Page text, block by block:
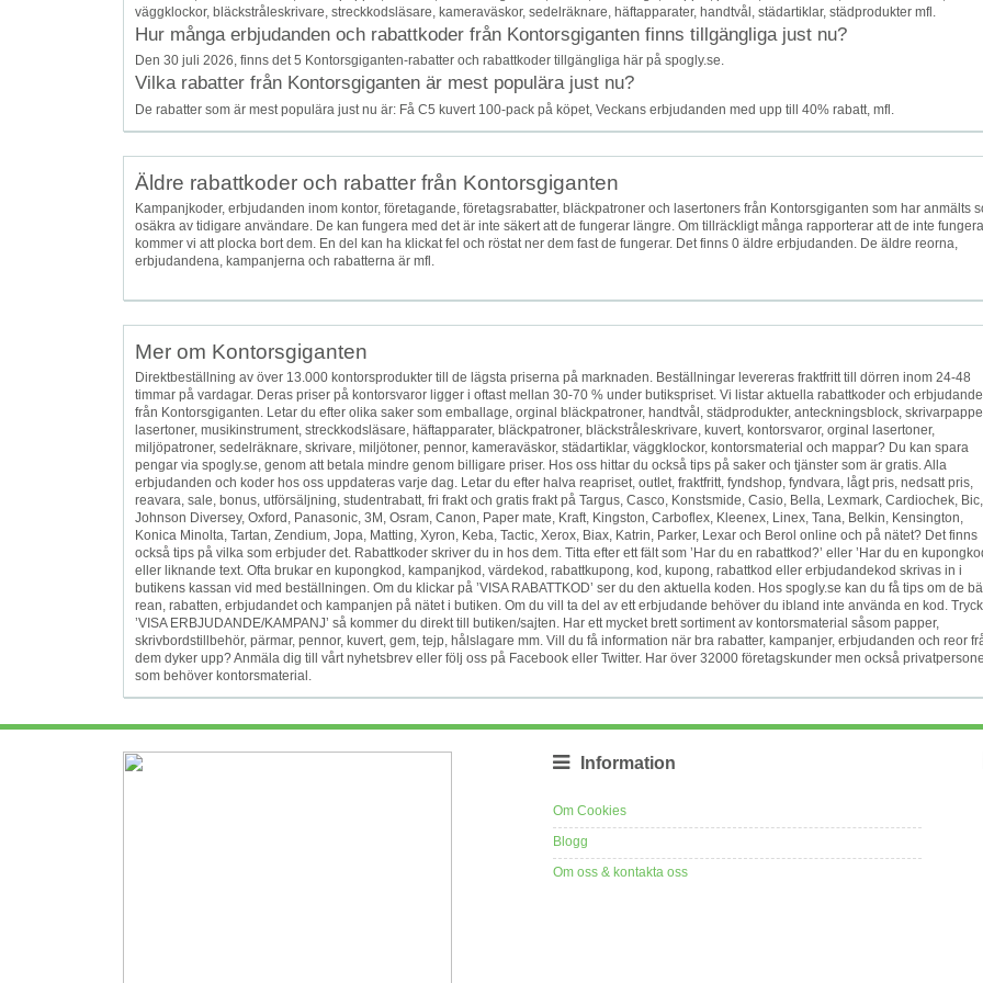
väggklockor, bläckstråleskrivare, streckkodsläsare, kameraväskor, sedelräknare, häftapparater, handtvål, städartiklar, städprodukter mfl.
Hur många erbjudanden och rabattkoder från Kontorsgiganten finns tillgängliga just nu?
Den 30 juli 2026, finns det 5 Kontorsgiganten-rabatter och rabattkoder tillgängliga här på spogly.se.
Vilka rabatter från Kontorsgiganten är mest populära just nu?
De rabatter som är mest populära just nu är: Få C5 kuvert 100-pack på köpet, Veckans erbjudanden med upp till 40% rabatt, mfl.
Äldre rabattkoder och rabatter från Kontorsgiganten
Kampanjkoder, erbjudanden inom kontor, företagande, företagsrabatter, bläckpatroner och lasertoners från Kontorsgiganten som har anmälts
osäkra av tidigare användare. De kan fungera med det är inte säkert att de fungerar längre. Om tillräckligt många rapporterar att de inte
kommer vi att plocka bort dem. En del kan ha klickat fel och röstat ner dem fast de fungerar. Det finns 0 äldre erbjudanden. De äldre reorna,
erbjudandena, kampanjerna och rabatterna är mfl.
Mer om Kontorsgiganten
Direktbeställning av över 13.000 kontorsprodukter till de lägsta priserna på marknaden. Beställningar levereras fraktfritt till dörren inom 24-48
timmar på vardagar. Deras priser på kontorsvaror ligger i oftast mellan 30-70 % under butikspriset. Vi listar aktuella rabattkoder och
från Kontorsgiganten. Letar du efter olika saker som emballage, orginal bläckpatroner, handtvål, städprodukter, anteckningsblock,
lasertoner, musikinstrument, streckkodsläsare, häftapparater, bläckpatroner, bläckstråleskrivare, kuvert, kontorsvaror, orginal lasertoner,
miljöpatroner, sedelräknare, skrivare, miljötoner, pennor, kameraväskor, städartiklar, väggklockor, kontorsmaterial och mappar? Du kan spara
pengar via spogly.se, genom att betala mindre genom billigare priser. Hos oss hittar du också tips på saker och tjänster som är gratis. Alla
erbjudanden och koder hos oss uppdateras varje dag. Letar du efter halva reapriset, outlet, fraktfritt, fyndshop, fyndvara, lågt pris, nedsatt pris,
reavara, sale, bonus, utförsäljning, studentrabatt, fri frakt och gratis frakt på Targus, Casco, Konstsmide, Casio, Bella, Lexmark, Cardiochek, Bic,
Johnson Diversey, Oxford, Panasonic, 3M, Osram, Canon, Paper mate, Kraft, Kingston, Carboflex, Kleenex, Linex, Tana, Belkin, Kensington,
Konica Minolta, Tartan, Zendium, Jopa, Matting, Xyron, Keba, Tactic, Xerox, Biax, Katrin, Parker, Lexar och Berol online och på nätet? Det finns
också tips på vilka som erbjuder det. Rabattkoder skriver du in hos dem. Titta efter ett fält som ’Har du en rabattkod?’ eller ’Har du en
eller liknande text. Ofta brukar en kupongkod, kampanjkod, värdekod, rabattkupong, kod, kupong, rabattkod eller erbjudandekod skrivas in i
butikens kassan vid med beställningen. Om du klickar på ’VISA RABATTKOD’ ser du den aktuella koden. Hos spogly.se kan du få tips om de
rean, rabatten, erbjudandet och kampanjen på nätet i butiken. Om du vill ta del av ett erbjudande behöver du ibland inte använda en kod.
’VISA ERBJUDANDE/KAMPANJ’ så kommer du direkt till butiken/sajten. Har ett mycket brett sortiment av kontorsmaterial såsom papper,
skrivbordstillbehör, pärmar, pennor, kuvert, gem, tejp, hålslagare mm. Vill du få information när bra rabatter, kampanjer, erbjudanden och reor
dem dyker upp? Anmäla dig till vårt nyhetsbrev eller följ oss på Facebook eller Twitter. Har över 32000 företagskunder men också
som behöver kontorsmaterial.
Information
Om Cookies
Blogg
Om oss & kontakta oss